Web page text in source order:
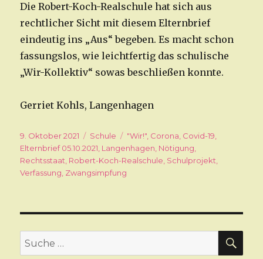
Die Robert-Koch-Realschule hat sich aus
rechtlicher Sicht mit diesem Elternbrief
eindeutig ins „Aus“ begeben. Es macht schon
fassungslos, wie leichtfertig das schulische
„Wir-Kollektiv“ sowas beschließen konnte.
Gerriet Kohls, Langenhagen
Veröffentlicht
am
9. Oktober 2021 Kategorien
Schule Schlagwörter
"Wir!", Corona, Covid-19,
Elternbrief 05.10.2021, Langenhagen, Nötigung,
Rechtsstaat, Robert-Koch-Realschule, Schulprojekt,
Verfassung, Zwangsimpfung
Suche
nach: